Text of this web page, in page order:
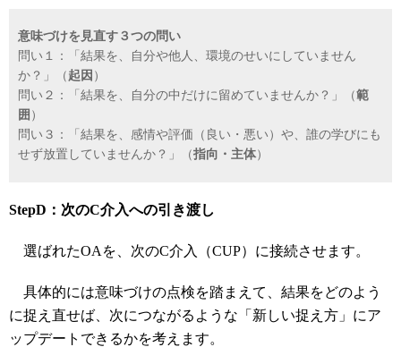
意味づけを見直す３つの問い
問い１：「結果を、自分や他人、環境のせいにしていません
か？」（ 起因 ）
問い２：「結果を、自分の中だけに留めていませんか？」（範
囲 ）
問い３：「結果を、感情や評価（良い・悪い）や、誰の学びにも
せず放置していませんか？」（指向・主体）
StepD：次のC介入への引き渡し
選ばれたOAを、次のC介入（CUP）に接続させます。
具体的には意味づけの点検を踏まえて、結果をどのよう
に捉え直せば、次につながるような「新しい捉え方」にア
ップデートできるかを考えます。